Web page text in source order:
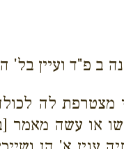
פ"ד ועיין בל'
לה
או עשה